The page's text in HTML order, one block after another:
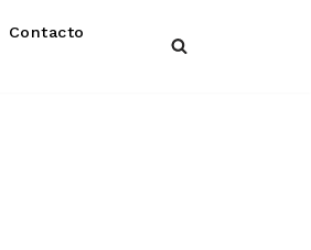
Contacto